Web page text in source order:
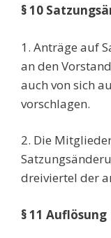
§ 10
1. Anträge auf
an den
auch von sich
vorschlagen.
2. Die
dreiviertel der
§ 11 Auflösung